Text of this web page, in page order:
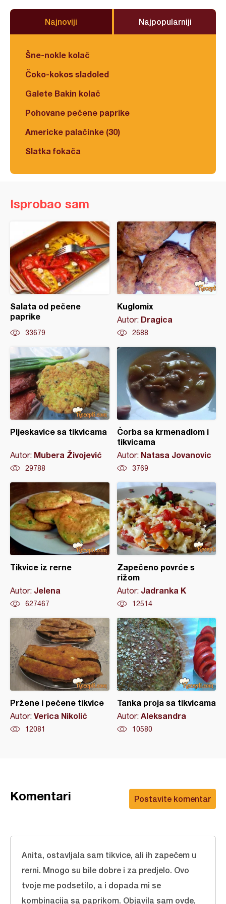
Najnoviji Najpopularniji
Šne-nokle kolač
Čoko-kokos sladoled
Galete Bakin kolač
Pohovane pečene paprike
Americke palačinke (30)
Slatka fokača
Isprobao sam
Salata od pečene
paprike
33679
Kuglomix
Autor: Dragica
2688
Pljeskavice sa tikvicama
Autor: Mubera Živojević
29788
Čorba sa krmenadlom i
tikvicama
Autor: Natasa Jovanovic
3769
Tikvice iz rerne
Autor: Jelena
627467
Zapečeno povrće s
rižom
Autor: Jadranka K
12514
Pržene i pečene tikvice
Autor: Verica Nikolić
12081
Tanka proja sa tikvicama
Autor: Aleksandra
10580
Postavite komentar
Komentari
Anita, ostavljala sam tikvice, ali ih zapečem u
rerni. Mnogo su bile dobre i za predjelo. Ovo
tvoje me podsetilo, a i dopada mi se
kombinacija sa paprikom. Objavila sam ovde,